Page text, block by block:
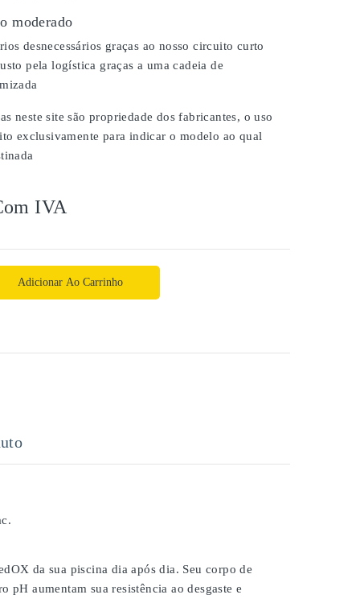
moderado
desnecessários graças ao nosso circuito curto
pela logística graças a uma cadeia de
neste site são propriedade dos fabricantes, o uso
exclusivamente para indicar o modelo ao qual
IVA
Adicionar Ao Carrinho
da sua piscina dia após dia. Seu corpo de
aumentam sua resistência ao desgaste e